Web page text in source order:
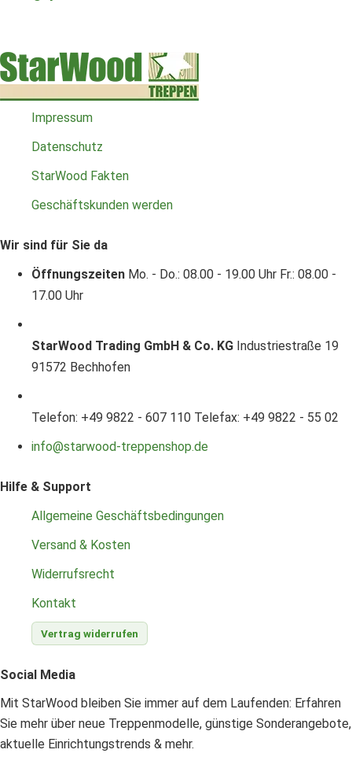
Impressum
Datenschutz
StarWood Fakten
Geschäftskunden werden
Wir sind für Sie da
Öffnungszeiten Mo. - Do.: 08.00 - 19.00 Uhr Fr.: 08.00 -
17.00 Uhr
StarWood Trading GmbH & Co. KG Industriestraße 19
91572 Bechhofen
Telefon: +49 9822 - 607 110 Telefax: +49 9822 - 55 02
info@starwood-treppenshop.de
Hilfe & Support
Allgemeine Geschäftsbedingungen
Versand & Kosten
Widerrufsrecht
Kontakt
Vertrag widerrufen
Social Media
Mit StarWood bleiben Sie immer auf dem Laufenden: Erfahren
Sie mehr über neue Treppenmodelle, günstige Sonderangebote,
aktuelle Einrichtungstrends & mehr.